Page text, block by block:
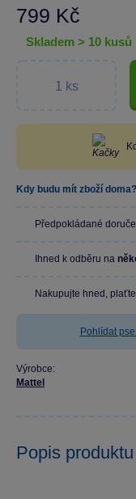
799 Kč
skladem > 10 kusů
Kdy budu mít zboží doma?
Předpokládané
Ihned k odběru na
Nakupujte hned,
Pohlídat
Výrobce:
Mattel
Popis produktu